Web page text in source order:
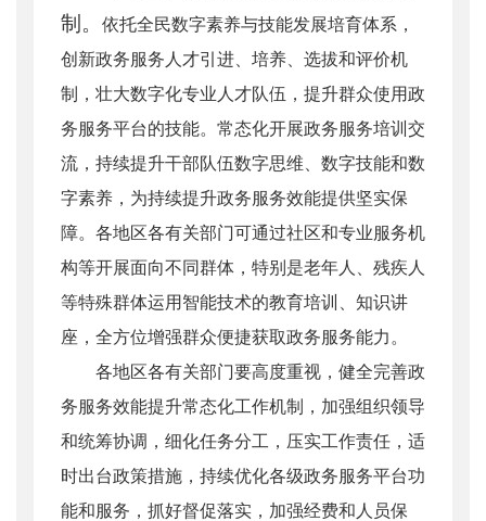
制。
依托全民数字素养与技能发展培育体系，
创新政务服务人才引进、培养、选拔和评价机
制，壮大数字化专业人才队伍，提升群众使用政
务服务平台的技能。常态化开展政务服务培训交
流，持续提升干部队伍数字思维、数字技能和数
字素养，为持续提升政务服务效能提供坚实保
障。各地区各有关部门可通过社区和专业服务机
构等开展面向不同群体，特别是老年人、残疾人
等特殊群体运用智能技术的教育培训、知识讲
座，全方位增强群众便捷获取政务服务能力。
各地区各有关部门要高度重视，健全完善政
务服务效能提升常态化工作机制，加强组织领导
和统筹协调，细化任务分工，压实工作责任，适
时出台政策措施，持续优化各级政务服务平台功
能和服务，抓好督促落实，加强经费和人员保